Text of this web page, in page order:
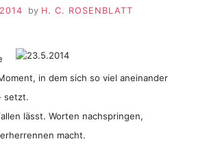
by H. C. ROSENBLATT
in dem sich so viel aneinander
setzt.
lässt. Worten nachspringen,
macht.